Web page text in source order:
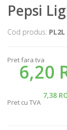
Pepsi
Cod produs: PL2L
Pret fara tva
6,20
7,38
Pret cu TVA